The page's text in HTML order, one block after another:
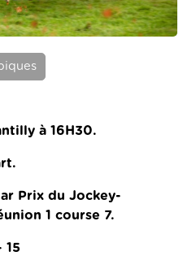
à 16H30.
Prix du Jockey-
1 course 7.
15